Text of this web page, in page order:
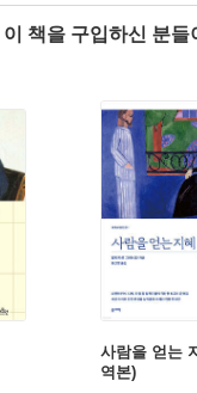
이 책을 구입하신 분
사람을 얻는
역본)